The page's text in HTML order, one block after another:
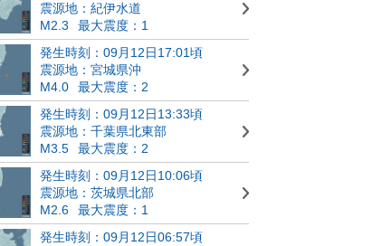
震源地：紀伊水道
M2.3
最大震度：1
発生時刻：09月12日17:01頃
震源地：宮城県沖
M4.0
最大震度：2
発生時刻：09月12日13:33頃
震源地：千葉県北東部
M3.5
最大震度：2
発生時刻：09月12日10:06頃
震源地：茨城県北部
M2.6
最大震度：1
発生時刻：09月12日06:57頃